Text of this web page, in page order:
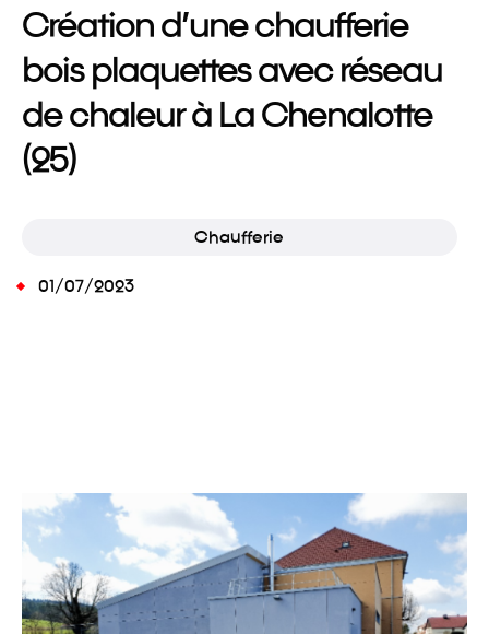
Création d’une chaufferie
bois plaquettes avec réseau
de chaleur à La Chenalotte
(25)
Chaufferie
01/07/2023